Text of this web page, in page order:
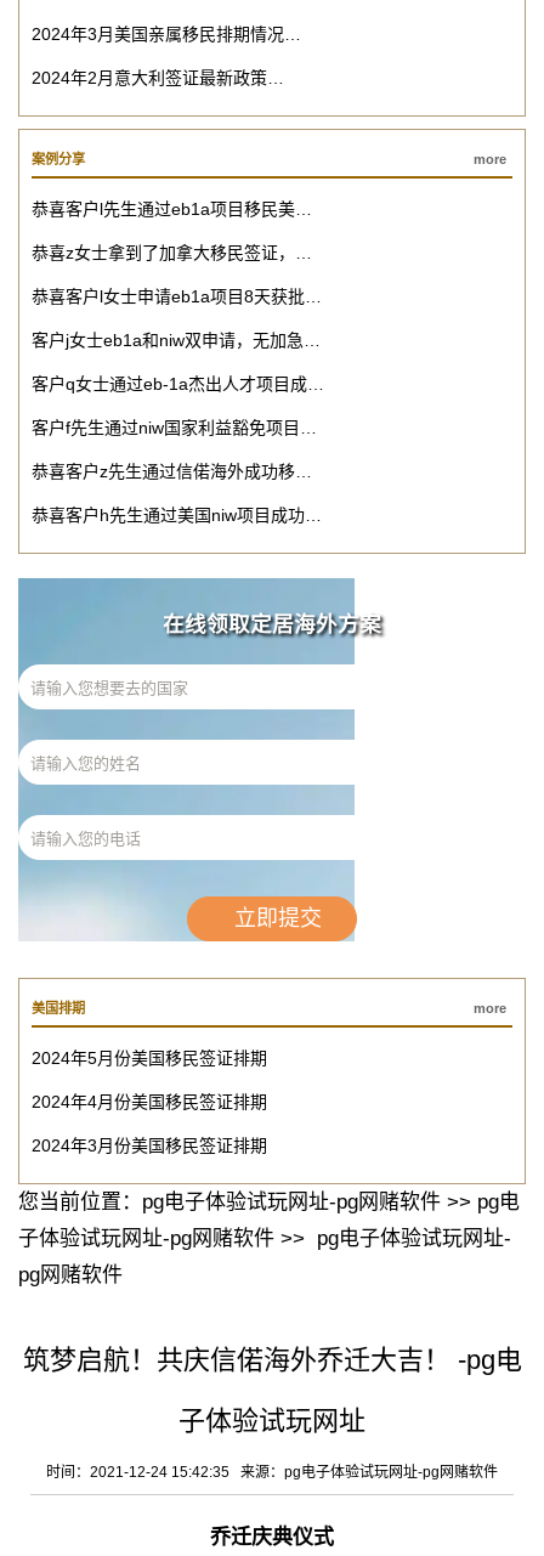
2024年3月美国亲属移民排期情况…
2024年2月意大利签证最新政策…
案例分享 more
恭喜客户l先生通过eb1a项目移民美…
恭喜z女士拿到了加拿大移民签证，…
恭喜客户l女士申请eb1a项目8天获批…
客户j女士eb1a和niw双申请，无加急…
客户q女士通过eb-1a杰出人才项目成…
客户f先生通过niw国家利益豁免项目…
恭喜客户z先生通过信偌海外成功移…
恭喜客户h先生通过美国niw项目成功…
在线领取定居海外方案
美国排期 more
2024年5月份美国移民签证排期
2024年4月份美国移民签证排期
2024年3月份美国移民签证排期
您当前位置： pg电子体验试玩网址-pg网赌软件 >> pg电
子体验试玩网址-pg网赌软件 >> pg电子体验试玩网址-
pg网赌软件
筑梦启航！共庆信偌海外乔迁大吉！ -pg电
子体验试玩网址
时间：2021-12-24 15:42:35 来源： pg电子体验试玩网址-pg网赌软件
乔迁庆典仪式